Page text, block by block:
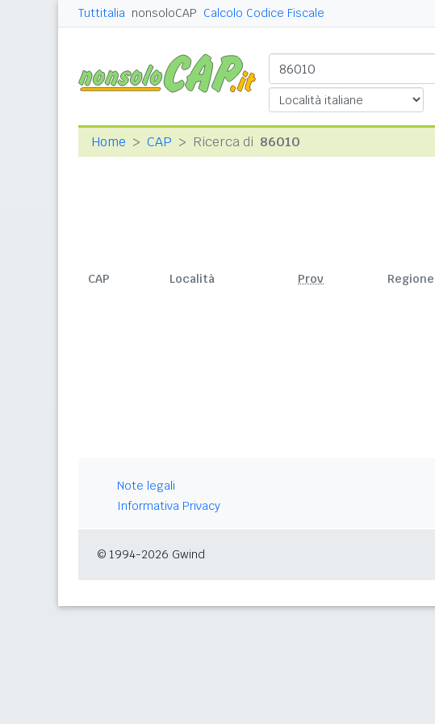
Tuttitalia nonsoloCAP Calcolo Codice Fiscale
Home CAP Ricerca di 86010
CAP Località Prov Regione
Note legali
Informativa Privacy
© 1994-2026 Gwind